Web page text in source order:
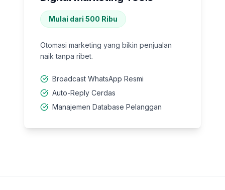
Mulai dari 500 Ribu
Otomasi marketing yang bikin penjualan
naik tanpa ribet.
Broadcast WhatsApp Resmi
Auto-Reply Cerdas
Manajemen Database Pelanggan